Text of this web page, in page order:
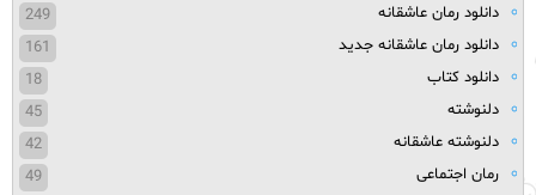
دانلود رمان عاشقانه
249
دانلود رمان عاشقانه جدید
161
دانلود کتاب
18
دلنوشته
45
دلنوشته عاشقانه
42
رمان اجتماعی
49